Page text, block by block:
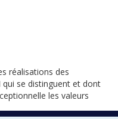
réalisations des
se distinguent et dont
les valeurs